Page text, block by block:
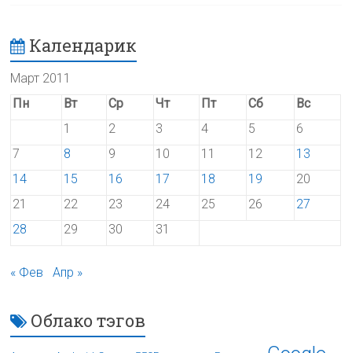
Календарик
Март 2011
Пн
Вт Ср Чт Пт Сб
Вс
1
2 3 4 5
6
7
8 9 10 11 12
13
14
15 16 17 18 19
20
21
22 23 24 25 26
27
28
29 30 31
« Фев Апр »
Облако тэгов